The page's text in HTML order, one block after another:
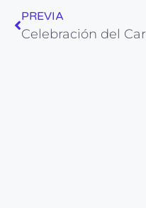
PREVIA